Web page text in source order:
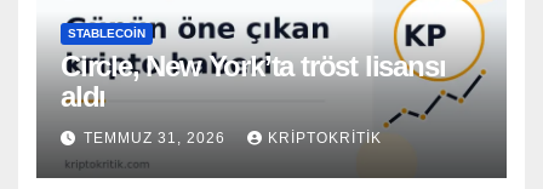
STABLECOIN
Circle, New York’ta tröst lisansı
aldı
TEMMUZ 31, 2026 KRIPTOKRITIK